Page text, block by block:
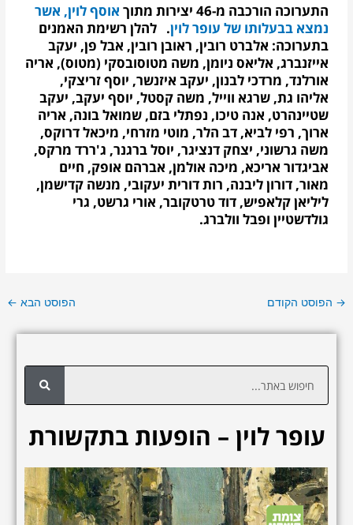
התערוכה הורכבה מ-46 יצירות מתוך
אוסף לוין, אשר
נמצא בבעלותו של עופר לוין. להלן רשימת האמנים
בתערוכה: אלברט רובין, ראובן רובין, אבל פן, יעקב
אייזנברג, אליאס ניומן, משה מטוסובסקי (מטוס), אריה
אורלנד, מרדכי לבנון, יעקב איזנשר, יוסף זריצקי,
אליהו גת, שרגא ווייל, משה קסטל, יוסף יעקב, יעקב
שטיינהרט, אנה טיכו, נפתלי בזם, שמואל בונה, אריה
ארוך, רפי לביא, דב הלר, מוטי מזרחי, מיכאל דרוקס,
משה גרשוני, יצחק דנציגר, יוסל ברגנר, ג'ררד מרקס,
אביגדור אריכא, מיכה אולמן, אברהם אופק, חיים
מאור, דורון ליבנה, רות דורית יעקובי, מנשה קדישמן,
ליליאן קלאפיש, דוד טרטקובר, אורי גרשט, גרי
גולדשטיין ופבל וולברג.
→ הפוסט הקודם הפוסט הבא ←
עופר לוין – הופעות בתקשורת